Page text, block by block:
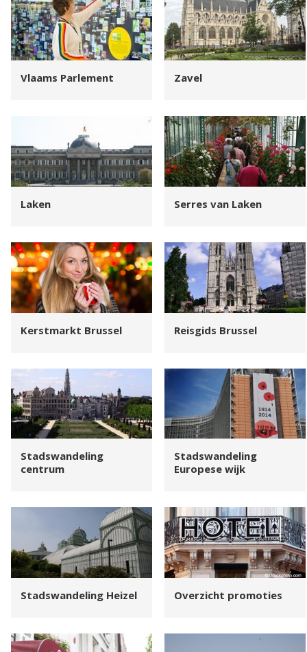
Vlaams Parlement Zavel
Laken Serres van Laken
Kerstmarkt Brussel Reisgids Brussel
Stadswandeling
centrum
Stadswandeling
Europese wijk
Stadswandeling Heizel Overzicht promoties